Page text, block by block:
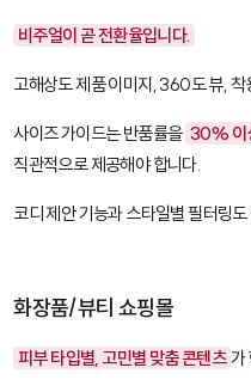
비주얼이 곧 전환율입니다.
고해상도 제품 이미지, 360도 뷰, 착
사이즈 가이드는 반품률을 30% 이
직관적으로 제공해야 합니다.
코디 제안 기능과 스타일별 필터링
화장품/뷰티 쇼핑몰
피부 타입별, 고민별 맞춤 콘텐츠 가